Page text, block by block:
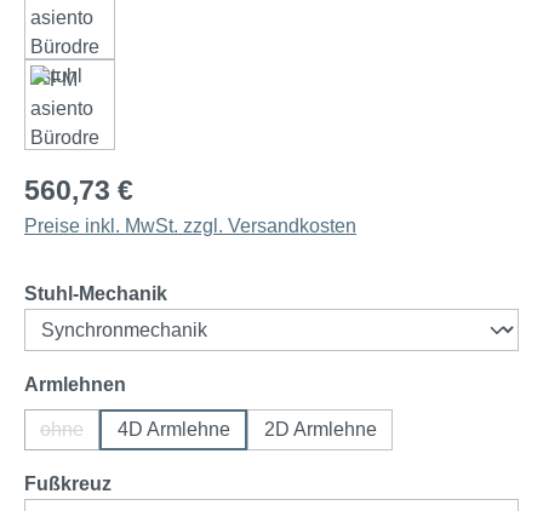
560,73 €
Preise inkl. MwSt. zzgl. Versandkosten
Stuhl-Mechanikauswählen
Armlehnen
ohne
(Diese Option ist zurzeit nicht verfügbar.)
4D Armlehne 2D Armlehne
Fußkreuz